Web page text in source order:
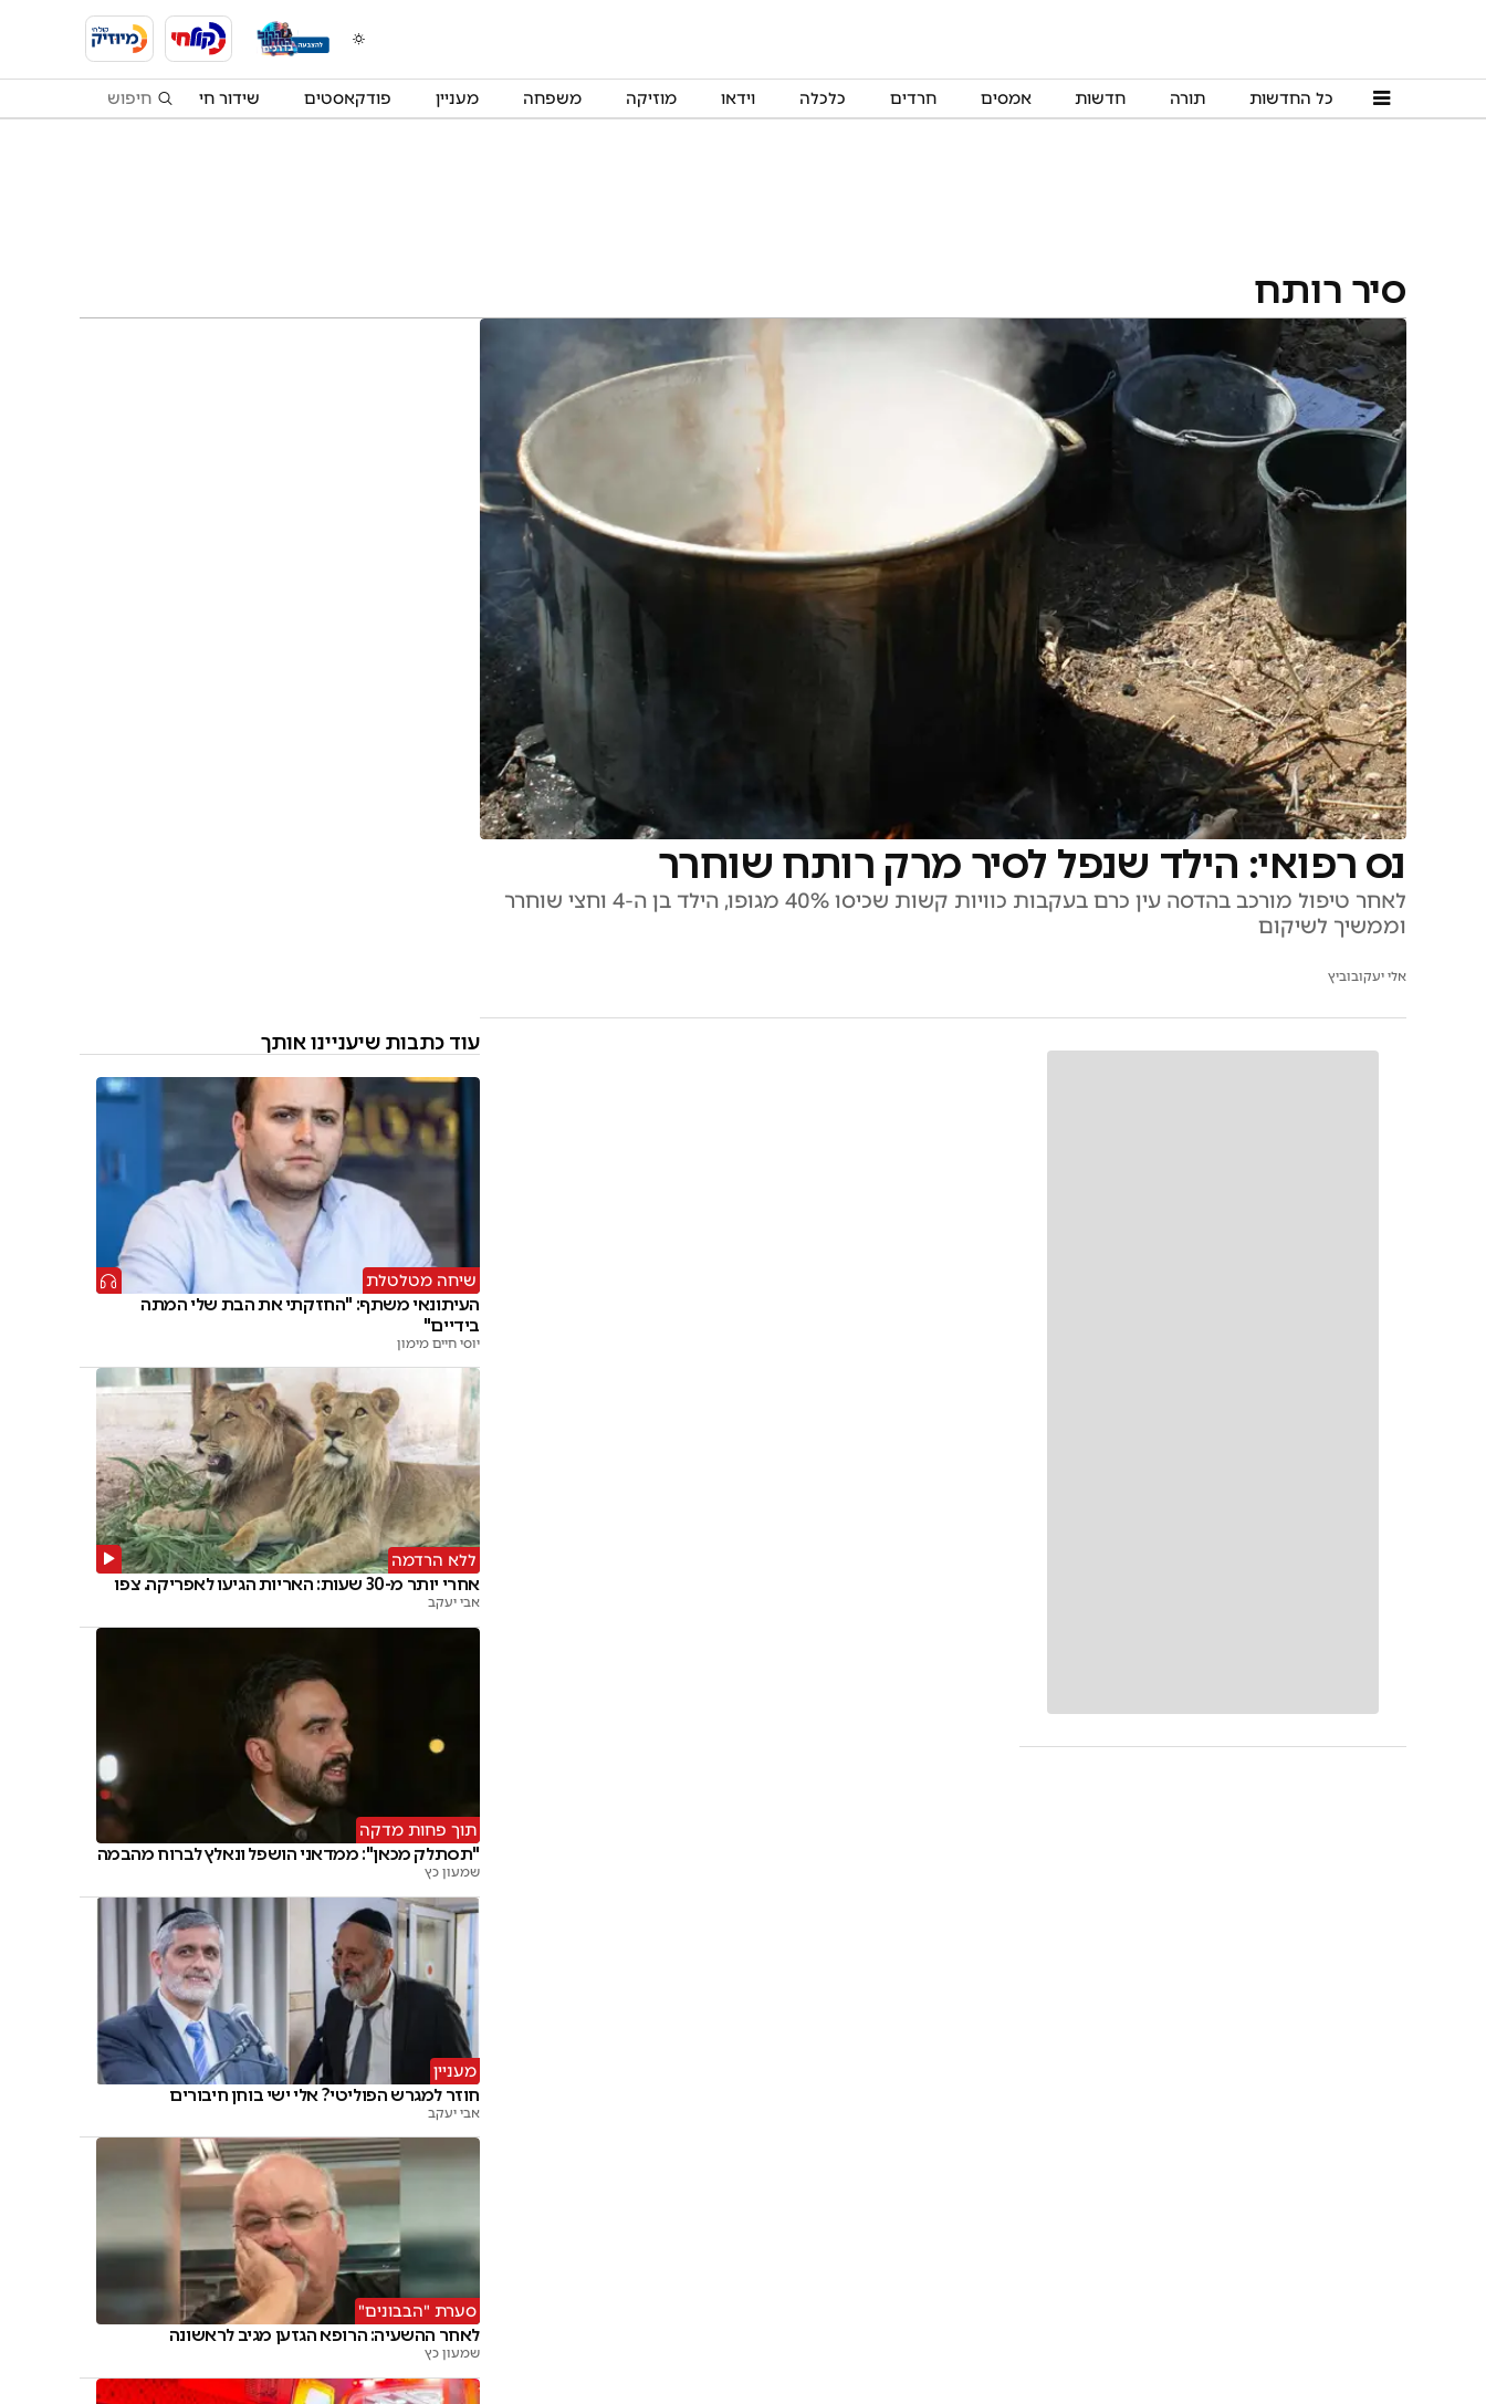
כל החדשות תורה חדשות אמסים חרדים כלכלה וידאו מוזיקה משפחה מעניין פודקאסטים שידור חי
סיר רותח
נס רפואי: הילד שנפל לסיר מרק רותח שוחרר
לאחר טיפול מורכב בהדסה עין כרם בעקבות כוויות קשות שכיסו 40% מגופו, הילד בן ה-4 וחצי שוחרר
וממשיך לשיקום
אלי יעקובוביץ
עוד כתבות שיעניינו אותך
שיחה מטלטלת
העיתונאי משתף: "החזקתי את הבת שלי המתה
בידיים"
יוסי חיים מימון
ללא הרדמה
אחרי יותר מ-30 שעות: האריות הגיעו לאפריקה. צפו
אבי יעקב
תוך פחות מדקה
"תסתלק מכאן": ממדאני הושפל ונאלץ לברוח מהבמה
שמעון כץ
מעניין
חוזר למגרש הפוליטי? אלי ישי בוחן חיבורים
אבי יעקב
סערת "הבבונים"
לאחר ההשעיה: הרופא הגזען מגיב לראשונה
שמעון כץ